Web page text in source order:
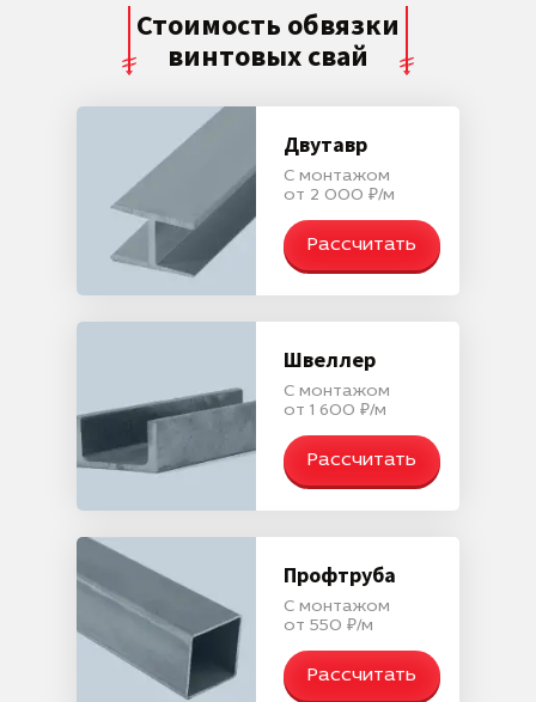
Стоимость обвязки
винтовых свай
Двутавр
С монтажом
от 2 000 ₽/м
Рассчитать
Швеллер
С монтажом
от 1 600 ₽/м
Рассчитать
Профтруба
С монтажом
от 550 ₽/м
Рассчитать